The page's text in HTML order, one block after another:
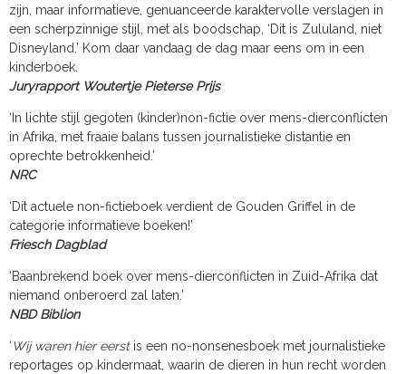
zijn, maar informatieve, genuanceerde karaktervolle verslagen in
een scherpzinnige stijl, met als boodschap, ‘Dit is Zululand, niet
Disneyland.’ Kom daar vandaag de dag maar eens om in een
kinderboek.
Juryrapport Woutertje Pieterse Prijs
‘In lichte stijl gegoten (kinder)non-fictie over mens-dierconflicten
in Afrika, met fraaie balans tussen journalistieke distantie en
oprechte betrokkenheid.’
NRC
‘Dit actuele non-fictieboek verdient de Gouden Griffel in de
categorie informatieve boeken!’
Friesch Dagblad
‘Baanbrekend boek over mens-dierconflicten in Zuid-Afrika dat
niemand onberoerd zal laten.’
NBD Biblion
‘Wij waren hier eerstis een no-nonsenesboek met journalistieke
reportages op kindermaat, waarin de dieren in hun recht worden